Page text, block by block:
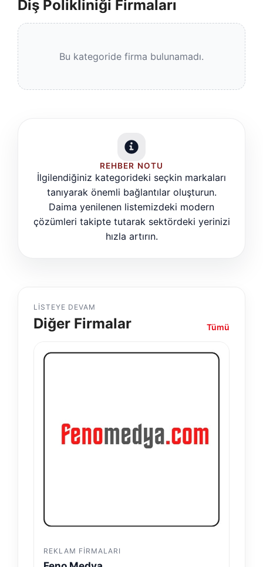
Diş Polikliniği Firmaları
Bu kategoride firma bulunamadı.
REHBER NOTU
İlgilendiğiniz kategorideki seçkin markaları
tanıyarak önemli bağlantılar oluşturun.
Daima yenilenen listemizdeki modern
çözümleri takipte tutarak sektördeki yerinizi
hızla artırın.
LISTEYE DEVAM
Diğer Firmalar Tümü
REKLAM FIRMALARI